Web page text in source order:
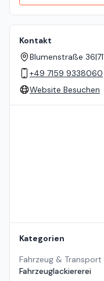
Kontakt
Blumenstraße 36|
+49 7159 9338060
Website Besuchen
Kategorien
Fahrzeug & Transport
Fahrzeuglackiererei